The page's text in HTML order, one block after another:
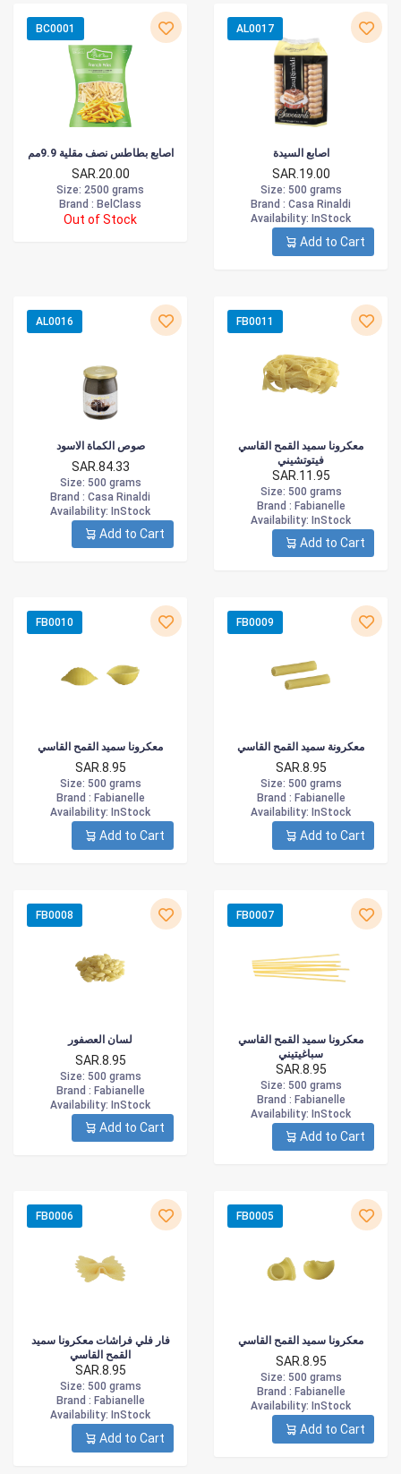
BC0001
اصابع بطاطس نصف مقلية 9.9مم
SAR.20.00
Size: 2500 grams
Brand : BelClass
Out of Stock
AL0017
اصابع السيدة
SAR.19.00
Size: 500 grams
Brand : Casa Rinaldi
Availability: InStock
Add to Cart
AL0016
صوص الكماة الاسود
SAR.84.33
Size: 500 grams
Brand : Casa Rinaldi
Availability: InStock
Add to Cart
FB0011
معكرونا سميد القمح القاسي
فيتوتشيني
SAR.11.95
Size: 500 grams
Brand : Fabianelle
Availability: InStock
Add to Cart
FB0010
معكرونا سميد القمح القاسي
SAR.8.95
Size: 500 grams
Brand : Fabianelle
Availability: InStock
Add to Cart
FB0009
معكرونة سميد القمح القاسي
SAR.8.95
Size: 500 grams
Brand : Fabianelle
Availability: InStock
Add to Cart
FB0008
لسان العصفور
SAR.8.95
Size: 500 grams
Brand : Fabianelle
Availability: InStock
Add to Cart
FB0007
معكرونا سميد القمح القاسي
سباغيتيني
SAR.8.95
Size: 500 grams
Brand : Fabianelle
Availability: InStock
Add to Cart
FB0006
فار فلي فراشات معكرونا سميد
القمح القاسي
SAR.8.95
Size: 500 grams
Brand : Fabianelle
Availability: InStock
Add to Cart
FB0005
معكرونا سميد القمح القاسي
SAR.8.95
Size: 500 grams
Brand : Fabianelle
Availability: InStock
Add to Cart